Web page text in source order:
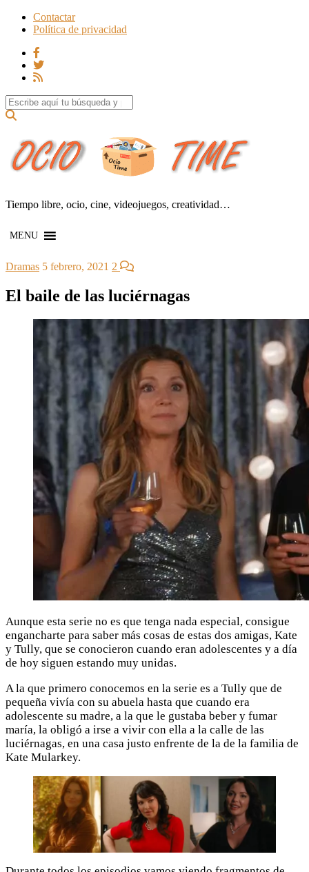
Contactar
Política de privacidad
Search for:
Tiempo libre, ocio, cine, videojuegos, creatividad…
MENU
Dramas 5 febrero, 2021 2
El baile de las luciérnagas
Aunque esta serie no es que tenga nada especial, consigue
engancharte para saber más cosas de estas dos amigas, Kate
y Tully, que se conocieron cuando eran adolescentes y a día
de hoy siguen estando muy unidas.
A la que primero conocemos en la serie es a Tully que de
pequeña vivía con su abuela hasta que cuando era
adolescente su madre, a la que le gustaba beber y fumar
maría, la obligó a irse a vivir con ella a la calle de las
luciérnagas, en una casa justo enfrente de la de la familia de
Kate Mularkey.